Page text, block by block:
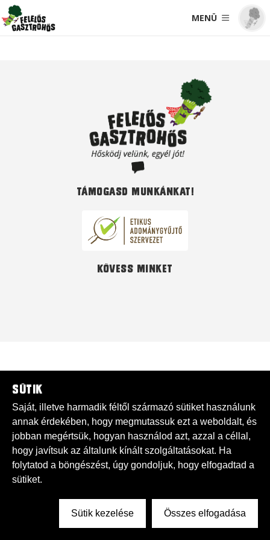
MENÜ
Támogasd munkánkat!
Kövess minket
Sütik
Saját, illetve harmadik féltől származó sütiket használunk
annak érdekében, hogy megmutassuk ezt a weboldalt, és
jobban megértsük, hogyan használod azt, azzal a céllal,
hogy javítsuk az általunk kínált szolgáltatásokat. Ha
folytatod a böngészést, úgy gondoljuk, hogy elfogadtad a
sütiket.
Sütik kezelése Összes elfogadása